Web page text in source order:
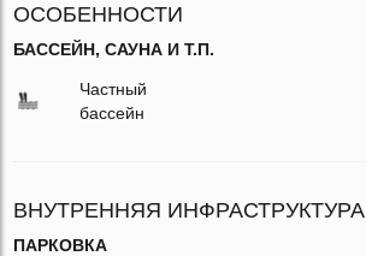
ОСОБЕННОСТИ
БАССЕЙН, САУНА И Т.П.
Частный
бассейн
ВНУТРЕННЯЯ ИНФРАСТРУКТУРА
ПАРКОВКА